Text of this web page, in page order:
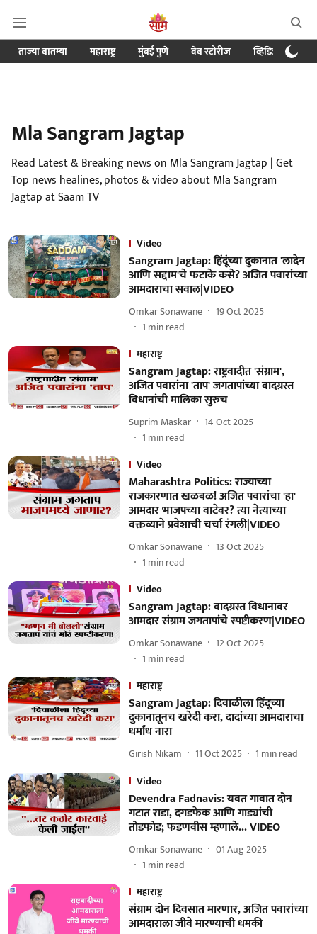
ताज्या बातम्या महाराष्ट्र मुंबई पुणे वेब स्टोरीज व्हिडिओ
Mla Sangram Jagtap
Read Latest & Breaking news on Mla Sangram Jagtap | Get
Top news healines, photos & video about Mla Sangram
Jagtap at Saam TV
Video
Sangram Jagtap: हिंदूंच्या दुकानात 'लादेन
आणि सद्दाम'चे फटाके कसे? अजित पवारांच्या
आमदाराचा सवाल|VIDEO
Omkar Sonawane
19 Oct 2025
1 min read
महाराष्ट्र
Sangram Jagtap: राष्ट्रवादीत 'संग्राम',
अजित पवारांना 'ताप' जगतापांच्या वादग्रस्त
विधानांची मालिका सुरुच
Suprim Maskar
14 Oct 2025
1 min read
Video
Maharashtra Politics: राज्याच्या
राजकारणात खळबळ! अजित पवारांचा 'हा'
आमदार भाजपच्या वाटेवर? त्या नेत्याच्या
वक्तव्याने प्रवेशाची चर्चा रंगली|VIDEO
Omkar Sonawane
13 Oct 2025
1 min read
Video
Sangram Jagtap: वादग्रस्त विधानावर
आमदार संग्राम जगतापांचे स्पष्टीकरण|VIDEO
Omkar Sonawane
12 Oct 2025
1 min read
महाराष्ट्र
Sangram Jagtap: दिवाळीला हिंदूच्या
दुकानातूनच खरेदी करा, दादांच्या आमदाराचा
धर्मांध नारा
Girish Nikam 11 Oct 2025 1 min read
Video
Devendra Fadnavis: यवत गावात दोन
गटात राडा, दगडफेक आणि गाड्यांची
तोडफोड; फडणवीस म्हणाले... VIDEO
Omkar Sonawane
01 Aug 2025
1 min read
महाराष्ट्र
संग्राम दोन दिवसात मारणार, अजित पवारांच्या
आमदाराला जीवे मारण्याची धमकी